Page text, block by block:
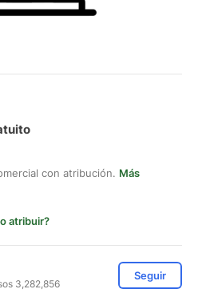
con atribución. Más
atribuir?
3,282,856
Seguir